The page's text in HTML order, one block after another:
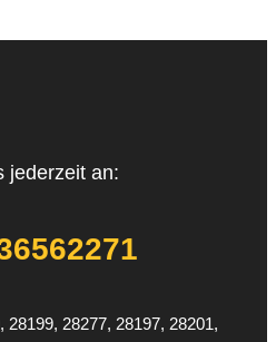
jederzeit an:
28199, 28277, 28197, 28201,